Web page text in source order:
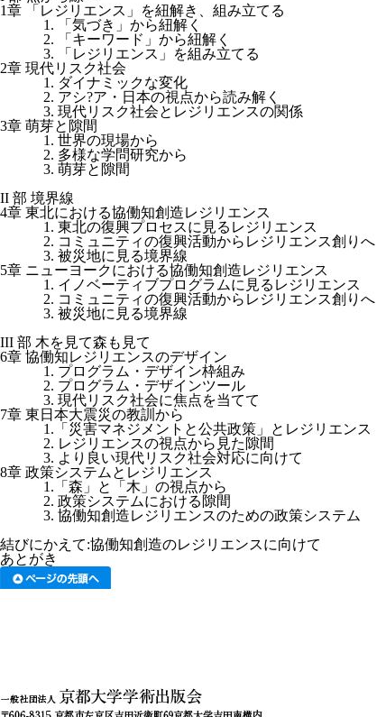
1章 「レジリエンス」を紐解き、組み立てる
1. 「気づき」から紐解く
2. 「キーワード」から紐解く
3. 「レジリエンス」を組み立てる
2章 現代リスク社会
1. ダイナミックな変化
2. アシ?ア・日本の視点から読み解く
3. 現代リスク社会とレジリエンスの関係
3章 萌芽と隙間
1. 世界の現場から
2. 多様な学問研究から
3. 萌芽と隙間
II 部 境界線
4章 東北における協働知創造レジリエンス
1. 東北の復興プロセスに見るレジリエンス
2. コミュニティの復興活動からレジリエンス創りへ
3. 被災地に見る境界線
5章 ニューヨークにおける協働知創造レジリエンス
1. イノベーティブプログラムに見るレジリエンス
2. コミュニティの復興活動からレジリエンス創りへ
3. 被災地に見る境界線
III 部 木を見て森も見て
6章 協働知レジリエンスのデザイン
1. プログラム・デザイン枠組み
2. プログラム・デザインツール
3. 現代リスク社会に焦点を当てて
7章 東日本大震災の教訓から
1.「災害マネジメントと公共政策」とレジリエンス
2. レジリエンスの視点から見た隙間
3. より良い現代リスク社会対応に向けて
8章 政策システムとレジリエンス
1.「森」と「木」の視点から
2. 政策システムにおける隙間
3. 協働知創造レジリエンスのための政策システム
結びにかえて:協働知創造のレジリエンスに向けて
あとがき